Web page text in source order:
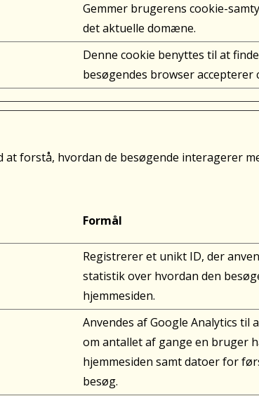
Gemmer brugerens cookie-
det aktuelle domæne.
Denne cookie benyttes til at
besøgendes browser accepterer
forstå, hvordan de besøgende interagerer
Formål
Registrerer et unikt ID, der
statistik over hvordan den
hjemmesiden.
Anvendes af Google Analytics til
om antallet af gange en bruger
hjemmesiden samt datoer for
besøg.